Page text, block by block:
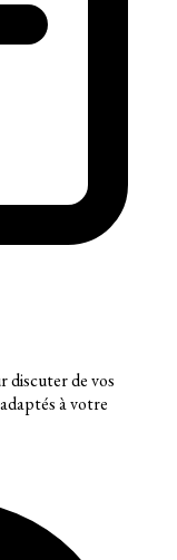
discuter de vos
à votre